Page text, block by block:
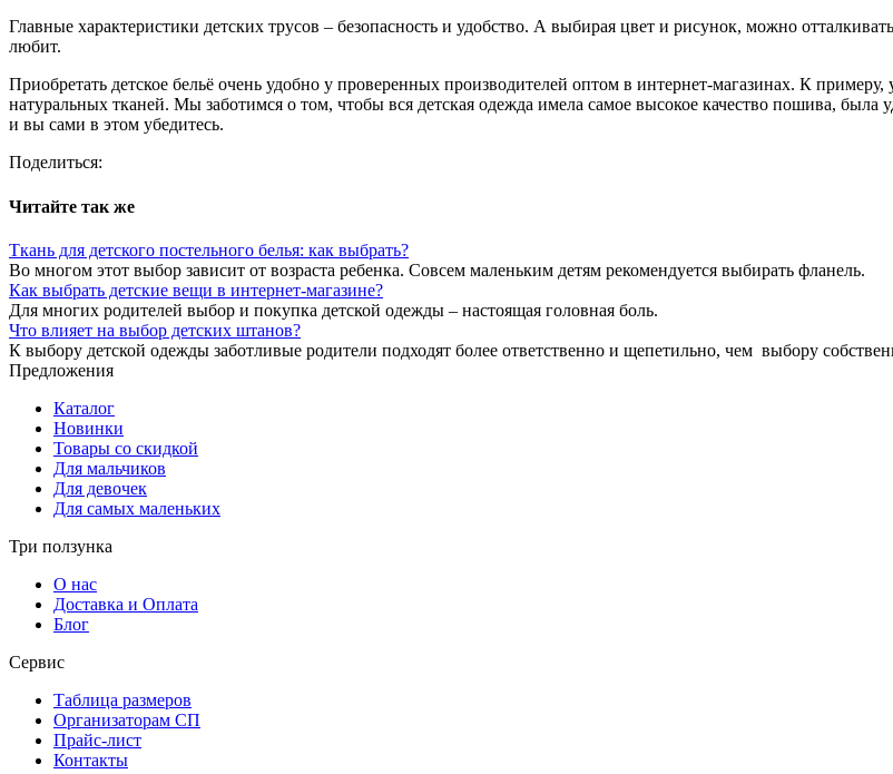
Главные характеристики детских трусов – безопасность и удобство. А выбирая цвет и рисунок, можно
любит.
Приобретать детское бельё очень удобно у проверенных производителей оптом в интернет-магазинах. К
натуральных тканей. Мы заботимся о том, чтобы вся детская одежда имела самое высокое качество пошива, была
и вы сами в этом убедитесь.
Поделиться:
Читайте так же
Ткань для детского постельного белья: как выбрать?
Во многом этот выбор зависит от возраста ребенка. Совсем маленьким детям рекомендуется выбирать фланель.
Как выбрать детские вещи в интернет-магазине?
Для многих родителей выбор и покупка детской одежды – настоящая головная боль.
Что влияет на выбор детских штанов?
К выбору детской одежды заботливые родители подходят более ответственно и щепетильно, чем выбору
Предложения
Каталог
Новинки
Товары со скидкой
Для мальчиков
Для девочек
Для самых маленьких
Три ползунка
О нас
Доставка и Оплата
Блог
Сервис
Таблица размеров
Организаторам СП
Прайс-лист
Контакты